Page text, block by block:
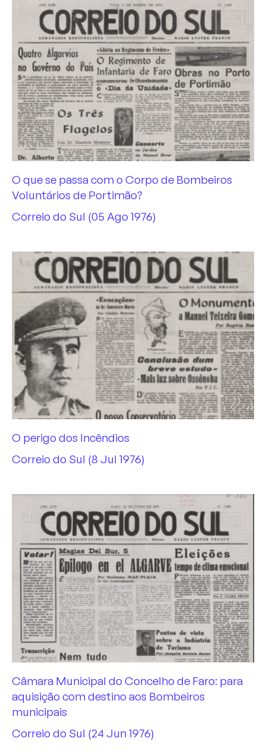
O que se passa com o Corpo de Bombeiros
Voluntários de Portimão?
Correio do Sul (05 Ago 1976)
O perigo dos Incêndios
Correio do Sul (8 Jul 1976)
Câmara Municipal do Concelho de Faro: para
aquisição com destino aos Bombeiros
municipais
Correio do Sul (24 Jun 1976)